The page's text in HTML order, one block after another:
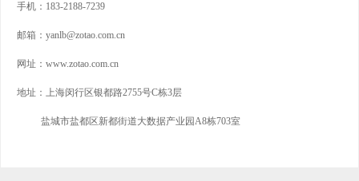
手机：183-2188-7239
邮箱：yanlb@zotao.com.cn
网址：www.zotao.com.cn
地址：上海闵行区银都路2755号C栋3层
盐城市盐都区新都街道大数据产业园A8栋703室